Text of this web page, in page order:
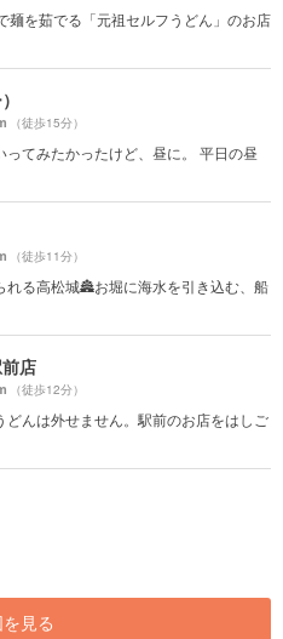
麺を茹でる「元祖セルフうどん」のお店
（徒歩15分）
ってみたかったけど、昼に。 平日の昼
（徒歩11分）
れる高松城🏯お堀に海水を引き込む、船
店
（徒歩12分）
どんは外せません。駅前のお店をはしご
見る